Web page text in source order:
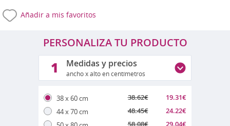
Añadir a mis favoritos
PERSONALIZA TU PRODUCTO
1 Medidas y precios
ancho x alto en centímetros
38 x 60 cm
44 x 70 cm
38.62€
48.45€
58.08€
19.31€
24.22€
29.04€